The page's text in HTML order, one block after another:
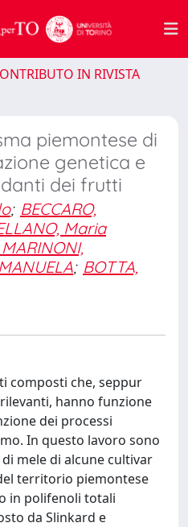
IN RIVISTA
piemontese di
genetica e
dei frutti
; BECCARO,
Maria
; BOTTA,
composti che, seppur
hanno funzione
dei processi
In questo lavoro sono
mele di alcune cultivar
territorio piemontese
in polifenoli totali
da Slinkard e